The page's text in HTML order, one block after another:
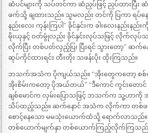
ဆံပင်များကို သပ်တင်ကာ ဆံညှပ်ဖြင့် ညှပ်ထားပြီး ဆံ
ဖက်သို့ ချထားသည်။ သူမလည်း တင်ကို ပြကာ ရပ်
နည်းလေး ကုန်းကြပါ” ခိုင်နှင်းက ခါးလေးနည်းနည်
မိုးယုနှင့် ဝတ်မွုံလည်း ခိုင်နှင်းလုပ်သဖြင့် လိုက်လုပ်သည်
လိုက်ပြီး တစ်ပတ်လှည့်ပြ၊ ပြီးရင် သွားတော့” ဆ
ဆုပ်ကိုင်ထားရင်း တီးတိုး သဖန်းပိုး ထိုးကြသည်။
ဘသက်အသံက ပိုကျယ်သည်။ “အိုးတွေကတော့ စစ်ကို
အိုးစိမ်းကတော့ ပိုအယ်တယ်” “ဒီကောင် ကွင်းတောင်
ချစ်မောင်က လှမ်းပြောသဖြင့် ဘသက်က သူ့ဟာကို
သိပ်ထည့်သည်။ ဆက်နောင် အသံက လိုက်ကာ တစ်ဖ
စောင့်နေသော မမသုံးယောက်ထံသို့ ရောက်လာသည်
တစ်ယောက်မျက်နှာ တစ်ယောက်ကြည့်လိုက်ကြသည်